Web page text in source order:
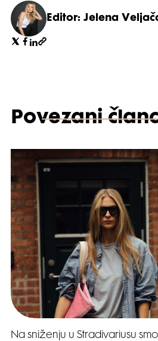
Editor: Jelena
Povezani
Na sniženju u Stradivariusu